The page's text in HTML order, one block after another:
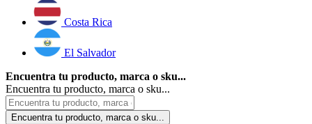
Costa Rica
El Salvador
Encuentra tu producto, marca o sku...
Encuentra tu producto, marca o sku...
Encuentra tu producto, marca o sku...